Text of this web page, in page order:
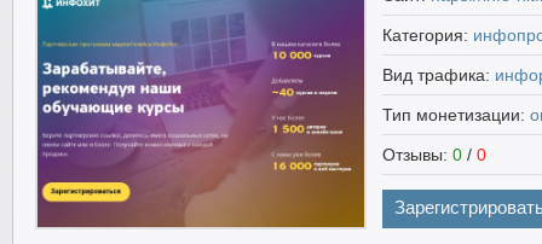
Категория:
Вид трафика:
Тип монетизации:
Отзывы: 0 / 0